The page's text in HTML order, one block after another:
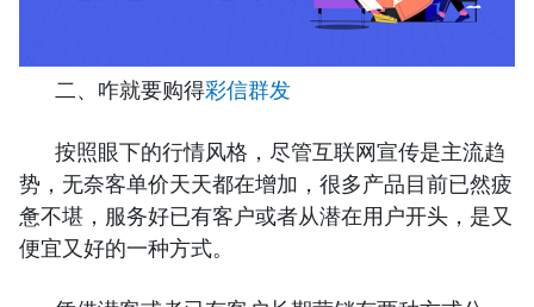
二、咋就要购得彩信群发
按照眼下的行情风格，尽管互联网宣传是主流趋
势，无奈客单价天天都在增加，很多产品目前已然疲
惫不堪，服务好已有客户或者从潜在用户开头，是又
便宜又好的一种方式。